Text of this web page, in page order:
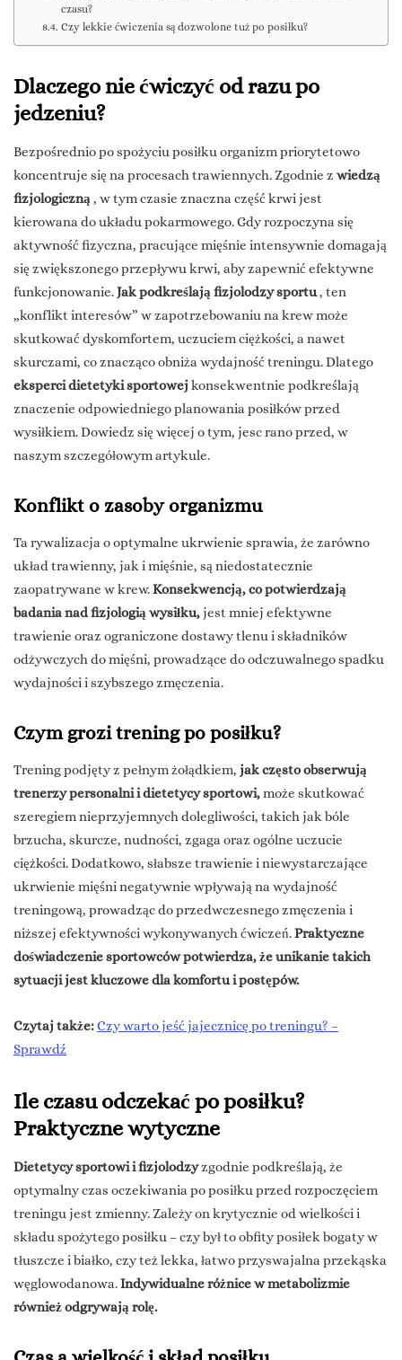
czasu?
Czy lekkie ćwiczenia są dozwolone tuż po posiłku?
Dlaczego nie ćwiczyć od razu po
jedzeniu?
Bezpośrednio po spożyciu posiłku organizm priorytetowo
koncentruje się na procesach trawiennych. Zgodnie z wiedzą
fizjologiczną, w tym czasie znaczna część krwi jest
kierowana do układu pokarmowego. Gdy rozpoczyna się
aktywność fizyczna, pracujące mięśnie intensywnie domagają
się zwiększonego przepływu krwi, aby zapewnić efektywne
funkcjonowanie.Jak podkreślają fizjolodzy sportu, ten
„konflikt interesów” w zapotrzebowaniu na krew może
skutkować dyskomfortem, uczuciem ciężkości, a nawet
skurczami, co znacząco obniża wydajność treningu. Dlatego
eksperci dietetyki sportowej konsekwentnie podkreślają
znaczenie odpowiedniego planowania posiłków przed
wysiłkiem. Dowiedz się więcej o tym, jesc rano przed, w
naszym szczegółowym artykule.
Konflikt o zasoby organizmu
Ta rywalizacja o optymalne ukrwienie sprawia, że zarówno
układ trawienny, jak i mięśnie, są niedostatecznie
zaopatrywane w krew.Konsekwencją, co potwierdzają
badania nad fizjologią wysiłku, jest mniej efektywne
trawienie oraz ograniczone dostawy tlenu i składników
odżywczych do mięśni, prowadzące do odczuwalnego spadku
wydajności i szybszego zmęczenia.
Czym grozi trening po posiłku?
Trening podjęty z pełnym żołądkiem, jak często obserwują
trenerzy personalni i dietetycy sportowi,może skutkować
szeregiem nieprzyjemnych dolegliwości, takich jak bóle
brzucha, skurcze, nudności, zgaga oraz ogólne uczucie
ciężkości. Dodatkowo, słabsze trawienie i niewystarczające
ukrwienie mięśni negatywnie wpływają na wydajność
treningową, prowadząc do przedwczesnego zmęczenia i
niższej efektywności wykonywanych ćwiczeń.Praktyczne
doświadczenie sportowców potwierdza, że unikanie takich
sytuacji jest kluczowe dla komfortu i postępów.
Czytaj także:Czy warto jeść jajecznicę po treningu? –
Sprawdź
Ile czasu odczekać po posiłku?
Praktyczne wytyczne
Dietetycy sportowi i fizjolodzyzgodnie podkreślają, że
optymalny czas oczekiwania po posiłku przed rozpoczęciem
treningu jest zmienny. Zależy on krytycznie od wielkości i
składu spożytego posiłku – czy był to obfity posiłek bogaty w
tłuszcze i białko, czy też lekka, łatwo przyswajalna przekąska
węglowodanowa.Indywidualne różnice w metabolizmie
również odgrywają rolę.